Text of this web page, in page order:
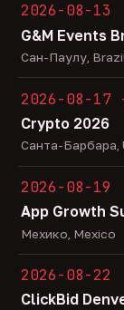
2026-08-13
G&M Events
Сан-Паулу,
2026-08-17
Crypto 2026
Санта-Барбара,
2026-08-19
App Growth
Мехико, Mexico
2026-08-22
ClickBid